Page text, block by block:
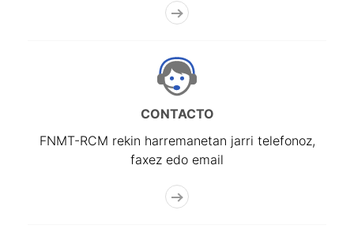
CONTACTO
FNMT-RCM rekin harremanetan jarri telefonoz,
faxez edo email